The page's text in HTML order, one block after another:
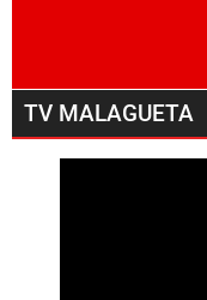
TV MALAGUETA